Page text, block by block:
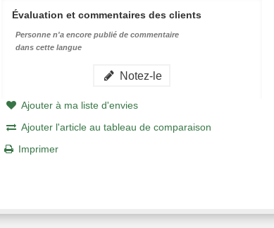
Évaluation et commentaires des clients
Personne n'a encore publié de commentaire
dans cette langue
Notez-le
Ajouter à ma liste d'envies
Ajouter l'article au tableau de comparaison
Imprimer